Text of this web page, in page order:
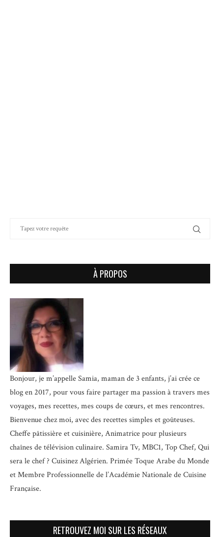
À PROPOS
Bonjour, je m’appelle Samia, maman de 3 enfants, j’ai crée ce
blog en 2017, pour vous faire partager ma passion à travers mes
voyages, mes recettes, mes coups de cœurs, et mes rencontres.
Bienvenue chez moi, avec des recettes simples et goûteuses.
Cheffe pâtissière et cuisinière, Animatrice pour plusieurs
chaînes de télévision culinaire. Samira Tv, MBC1, Top Chef, Qui
sera le chef ? Cuisinez Algérien. Primée Toque Arabe du Monde
etMembre Professionnelle de l’Académie Nationale de Cuisine
Française.
RETROUVEZ MOI SUR LES RÉSEAUX